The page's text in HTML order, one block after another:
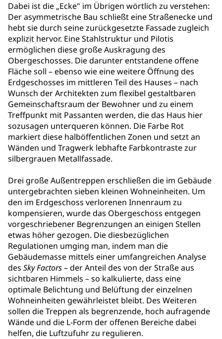
Dabei ist die „Ecke" im Übrigen wörtlich zu verstehen:
Der asymmetrische Bau schließt eine Straßenecke und
hebt sie durch seine zurückgesetzte Fassade zugleich
explizit hervor. Eine Stahlstruktur und Pilotis
ermöglichen diese große Auskragung des
Obergeschosses. Die darunter entstandene offene
Fläche soll – ebenso wie eine weitere Öffnung des
Erdgeschosses im mittleren Teil des Hauses – nach
Wunsch der Architekten zum flexibel gestaltbaren
Gemeinschaftsraum der Bewohner und zu einem
Treffpunkt mit Passanten werden, die das Haus hier
sozusagen unterqueren können. Die Farbe Rot
markiert diese halböffentlichen Zonen und setzt an
Wänden und Tragwerk lebhafte Farbkontraste zur
silbergrauen Metallfassade.
Drei große Außentreppen erschließen die im Gebäude
untergebrachten sieben kleinen Wohneinheiten. Um
den im Erdgeschoss verlorenen Innenraum zu
kompensieren, wurde das Obergeschoss entgegen
vorgeschriebener Begrenzungen an einigen Stellen
etwas höher gezogen. Die diesbezüglichen
Regulationen umging man, indem man die
Gebäudemasse mittels einer umfangreichen Analyse
des Sky Factors– der Anteil des von der Straße aus
sichtbaren Himmels – so kalkulierte, dass eine
optimale Belichtung und Belüftung der einzelnen
Wohneinheiten gewährleistet bleibt. Des Weiteren
sollen die Treppen als begrenzende, hoch aufragende
Wände und die L-Form der offenen Bereiche dabei
helfen, die Luftzufuhr zu regulieren.